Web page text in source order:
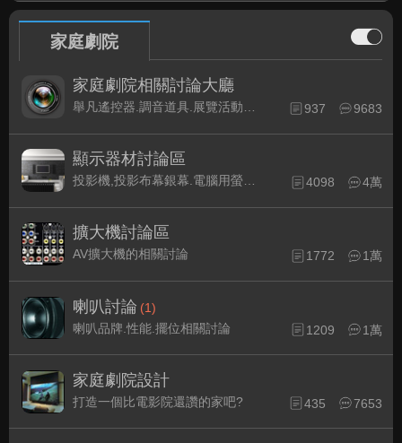
家庭劇院
家庭劇院相關討論大廳
937 9683
顯示器材討論區
4098 4萬
擴大機討論區
AV擴大機的相關討論 1772 1萬
喇叭討論 (1)
喇叭品牌.性能.擺位相關討論
1209 1萬
家庭劇院設計
打造一個比電影院還讚的家吧? 435 7653